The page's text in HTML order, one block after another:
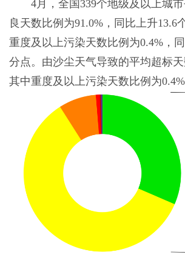
4月，全国339个地级及以上城市
良天数比例为91.0%，同比上升13.6
重度及以上污染天数比例为0.4%，
分点。由沙尘天气导致的平均超标天
其中重度及以上污染天数比例为0.4%